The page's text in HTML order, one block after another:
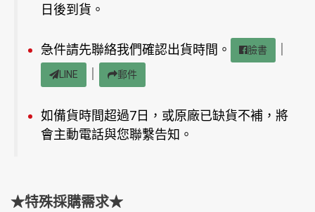
日後到貨。
急件請先聯絡我們確認出貨時間。 臉書
LINE 郵件
如備貨時間超過7日，或原廠已缺貨不補，將
會主動電話與您聯繫告知。
★特殊採購需求★